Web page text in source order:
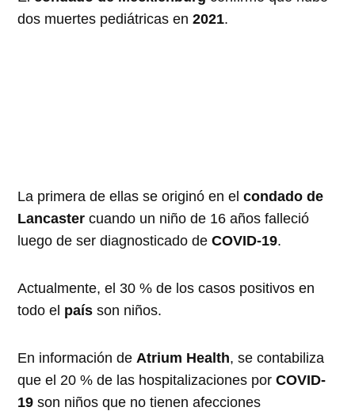
dos muertes pediátricas en 2021.
La primera de ellas se originó en elcondado de
Lancaster cuando un niño de 16 años falleció
luego de ser diagnosticado de COVID-19.
Actualmente, el 30 % de los casos positivos en
todo el país son niños.
En información de Atrium Health, se contabiliza
que el 20 % de las hospitalizaciones porCOVID-
19son niños que no tienen afecciones